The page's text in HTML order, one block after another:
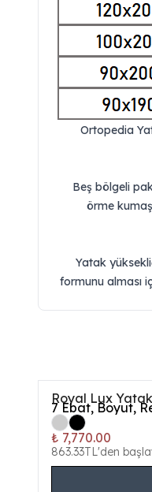
Ortopedia
Beş bölgeli
örme
Yatak
formunu alması
Royal Lux Yatak
7 Ebat, Boyut,
₺ 7,770.00
863.33TL'den